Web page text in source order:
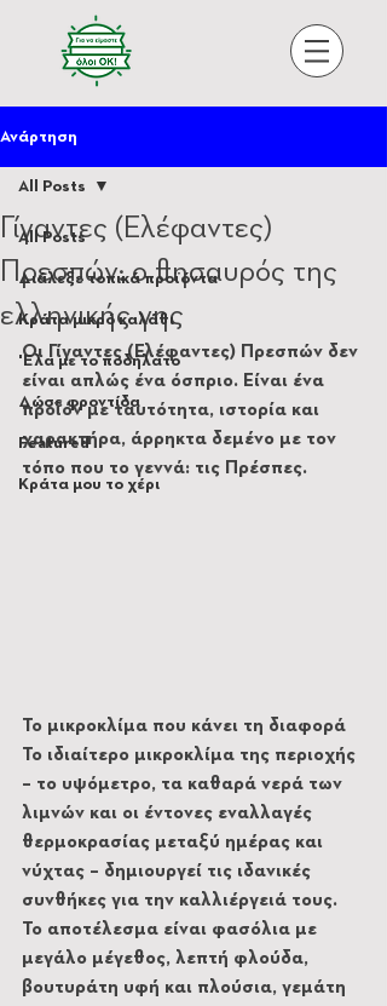
Ανάρτηση
All Posts
Διάλεξε τοπικά προϊόντα
Κράτα μικρό καλάθι
'Ελα με το ποδήλατο
Δώσε φροντίδα
Featured
Κράτα μου το χέρι
All Posts
Γίγαντες (Ελέφαντες)
Πρεσπών: ο θησαυρός της
ελληνικής γης
Οι Γίγαντες (Ελέφαντες) Πρεσπών δεν
είναι απλώς ένα όσπριο. Είναι ένα
προϊόν με ταυτότητα, ιστορία και
χαρακτήρα, άρρηκτα δεμένο με τον
τόπο που το γεννά: τις Πρέσπες.
Το μικροκλίμα που κάνει τη διαφορά
Το ιδιαίτερο μικροκλίμα της περιοχής
– το υψόμετρο, τα καθαρά νερά των
λιμνών και οι έντονες εναλλαγές
θερμοκρασίας μεταξύ ημέρας και
νύχτας – δημιουργεί τις ιδανικές
συνθήκες για την καλλιέργειά τους.
Το αποτέλεσμα είναι φασόλια με
μεγάλο μέγεθος, λεπτή φλούδα,
βουτυράτη υφή και πλούσια, γεμάτη